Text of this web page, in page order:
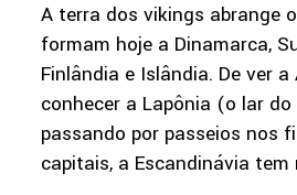
A terra dos vikings abrange
formam hoje a Dinamarca,
Finlândia e Islândia. De ver
conhecer a Lapônia (o lar do
passando por passeios nos
capitais, a Escandinávia